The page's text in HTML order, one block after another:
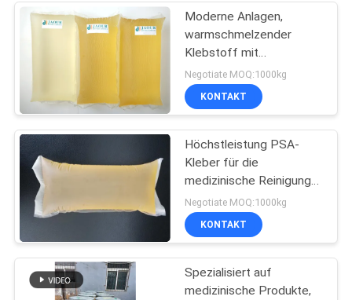
Heißer
Schmelzkleber-
Kleber
heißer
Schmelzkleber
Blöcke/25 kg/Karton
Moderne Anlagen,
warmschmelzender
Klebstoff mit
ausgezeichnetem Ruf
und hygienischen
Standards, aus 20 Jahren
Geschäftserfahrung
Negotiate MOQ:1000kg
KONTAKT
Höchstleistung PSA-
Kleber für die
medizinische Reinigung
bei Temperaturkontrolle
unter 150 °C
Negotiate MOQ:1000kg
KONTAKT
Spezialisiert auf
medizinische Produkte,